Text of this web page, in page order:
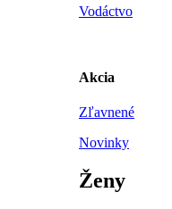
Vodáctvo
Akcia
Zľavnené
Novinky
Ženy